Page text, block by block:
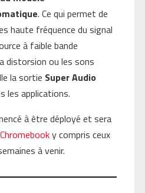
. Ce qui permet de
haute fréquence du signal
à faible bande
distorsion ou les sons
la sortie Super Audio
les applications.
à être déployé et sera
Chromebooky compris ceux
à venir.